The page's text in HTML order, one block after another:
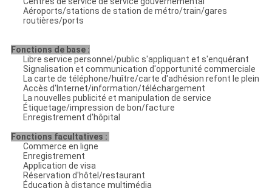
Aéroports/stations de station de métro/train/gares
routières/ports
Fonctions de base :
Libre service personnel/public s'appliquant et s'enquérant
Signalisation et communication d'opportunité commerciale
La carte de téléphone/huître/carte d'adhésion refont le plein
Accès d'Internet/information/téléchargement
La nouvelles publicité et manipulation de service
Étiquetage/impression de bon/facture
Enregistrement d'hôpital
Fonctions facultatives :
Commerce en ligne
Enregistrement
Application de visa
Réservation d'hôtel/restaurant
Éducation à distance multimédia